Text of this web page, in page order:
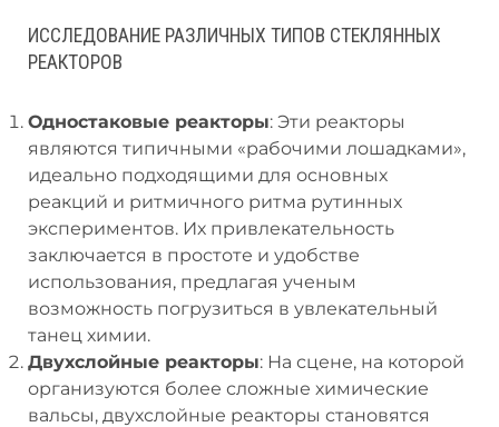
ИССЛЕДОВАНИЕ РАЗЛИЧНЫХ ТИПОВ СТЕКЛЯННЫХ
РЕАКТОРОВ
Одностаковые реакторы: Эти реакторы
являются типичными «рабочими лошадками»,
идеально подходящими для основных
реакций и ритмичного ритма рутинных
экспериментов. Их привлекательность
заключается в простоте и удобстве
использования, предлагая ученым
возможность погрузиться в увлекательный
танец химии.
Двухслойные реакторы: На сцене, на которой
организуются более сложные химические
вальсы, двухслойные реакторы становятся